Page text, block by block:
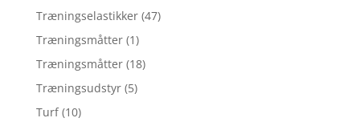
Træningselastikker (47)
Træningsmåtter (1)
Træningsmåtter (18)
Træningsudstyr (5)
Turf (10)